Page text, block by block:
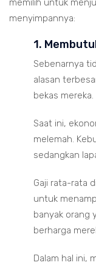
memilih untuk
menyimpannya:
1.
Sebenarnya
alasan
bekas mereka.
Saat ini,
melemah.
sedangkan
Gaji rata-rata
untuk
banyak orang
berharga
Dalam hal ini,